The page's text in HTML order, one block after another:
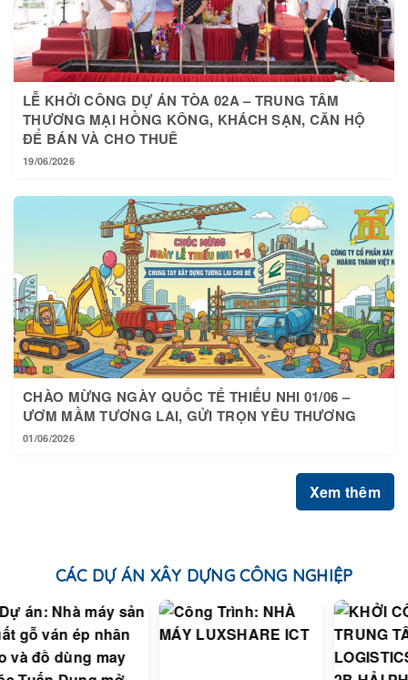
LỄ KHỞI CÔNG DỰ ÁN TÒA 02A – TRUNG TÂM
THƯƠNG MẠI HỒNG KÔNG, KHÁCH SẠN, CĂN HỘ
ĐỂ BÁN VÀ CHO THUÊ
19/06/2026
CHÀO MỪNG NGÀY QUỐC TẾ THIẾU NHI 01/06 –
ƯƠM MẦM TƯƠNG LAI, GỬI TRỌN YÊU THƯƠNG
01/06/2026
Xem thêm
CÁC DỰ ÁN XÂY DỰNG CÔNG NGHIỆP